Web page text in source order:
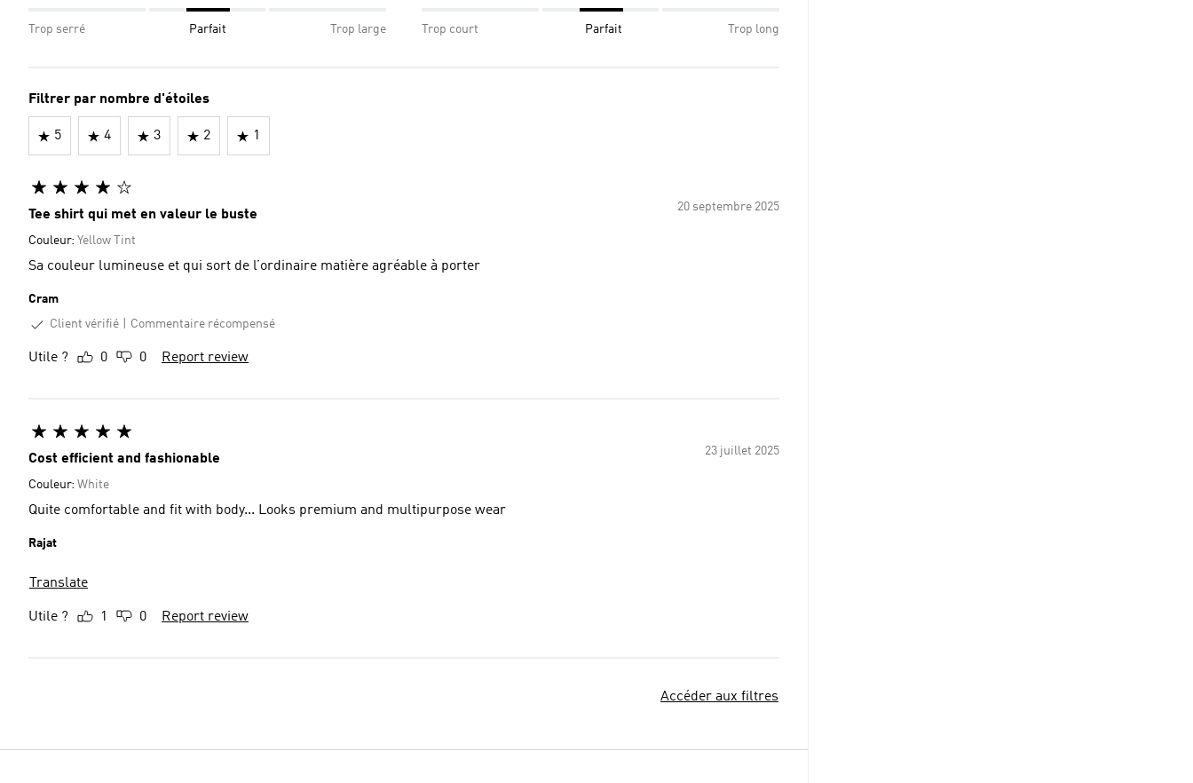
Trop serré Parfait Trop large Trop court Parfait Trop long
Filtrer par nombre d'étoiles
5 4 3 2 1
20 septembre 2025
Tee shirt qui met en valeur le buste
Couleur: Yellow Tint
Sa couleur lumineuse et qui sort de l’ordinaire matière agréable à porter
Cram
Client vérifié
Commentaire récompensé
Utile ? 0 0 Report review
23 juillet 2025
Cost efficient and fashionable
Couleur: White
Quite comfortable and fit with body... Looks premium and multipurpose wear
Rajat
Translate
Utile ? 1 0 Report review
Accéder aux filtres